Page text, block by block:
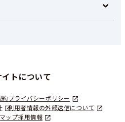
イトについて
約プライバシーポリシー
利用者情報の外部送信について
ップ採用情報